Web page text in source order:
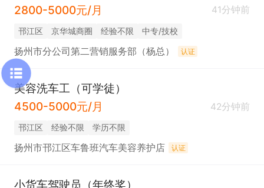
2800-5000元/月
41分钟前
邗江区 京华城商圈 经验不限 中专/技校
扬州市分公司第二营销服务部（杨总） 认证
美容洗车工（可学徒）
4500-5000元/月
42分钟前
邗江区 经验不限 学历不限
扬州市邗江区车鲁班汽车美容养护店 认证
小货车驾驶员（年终奖）